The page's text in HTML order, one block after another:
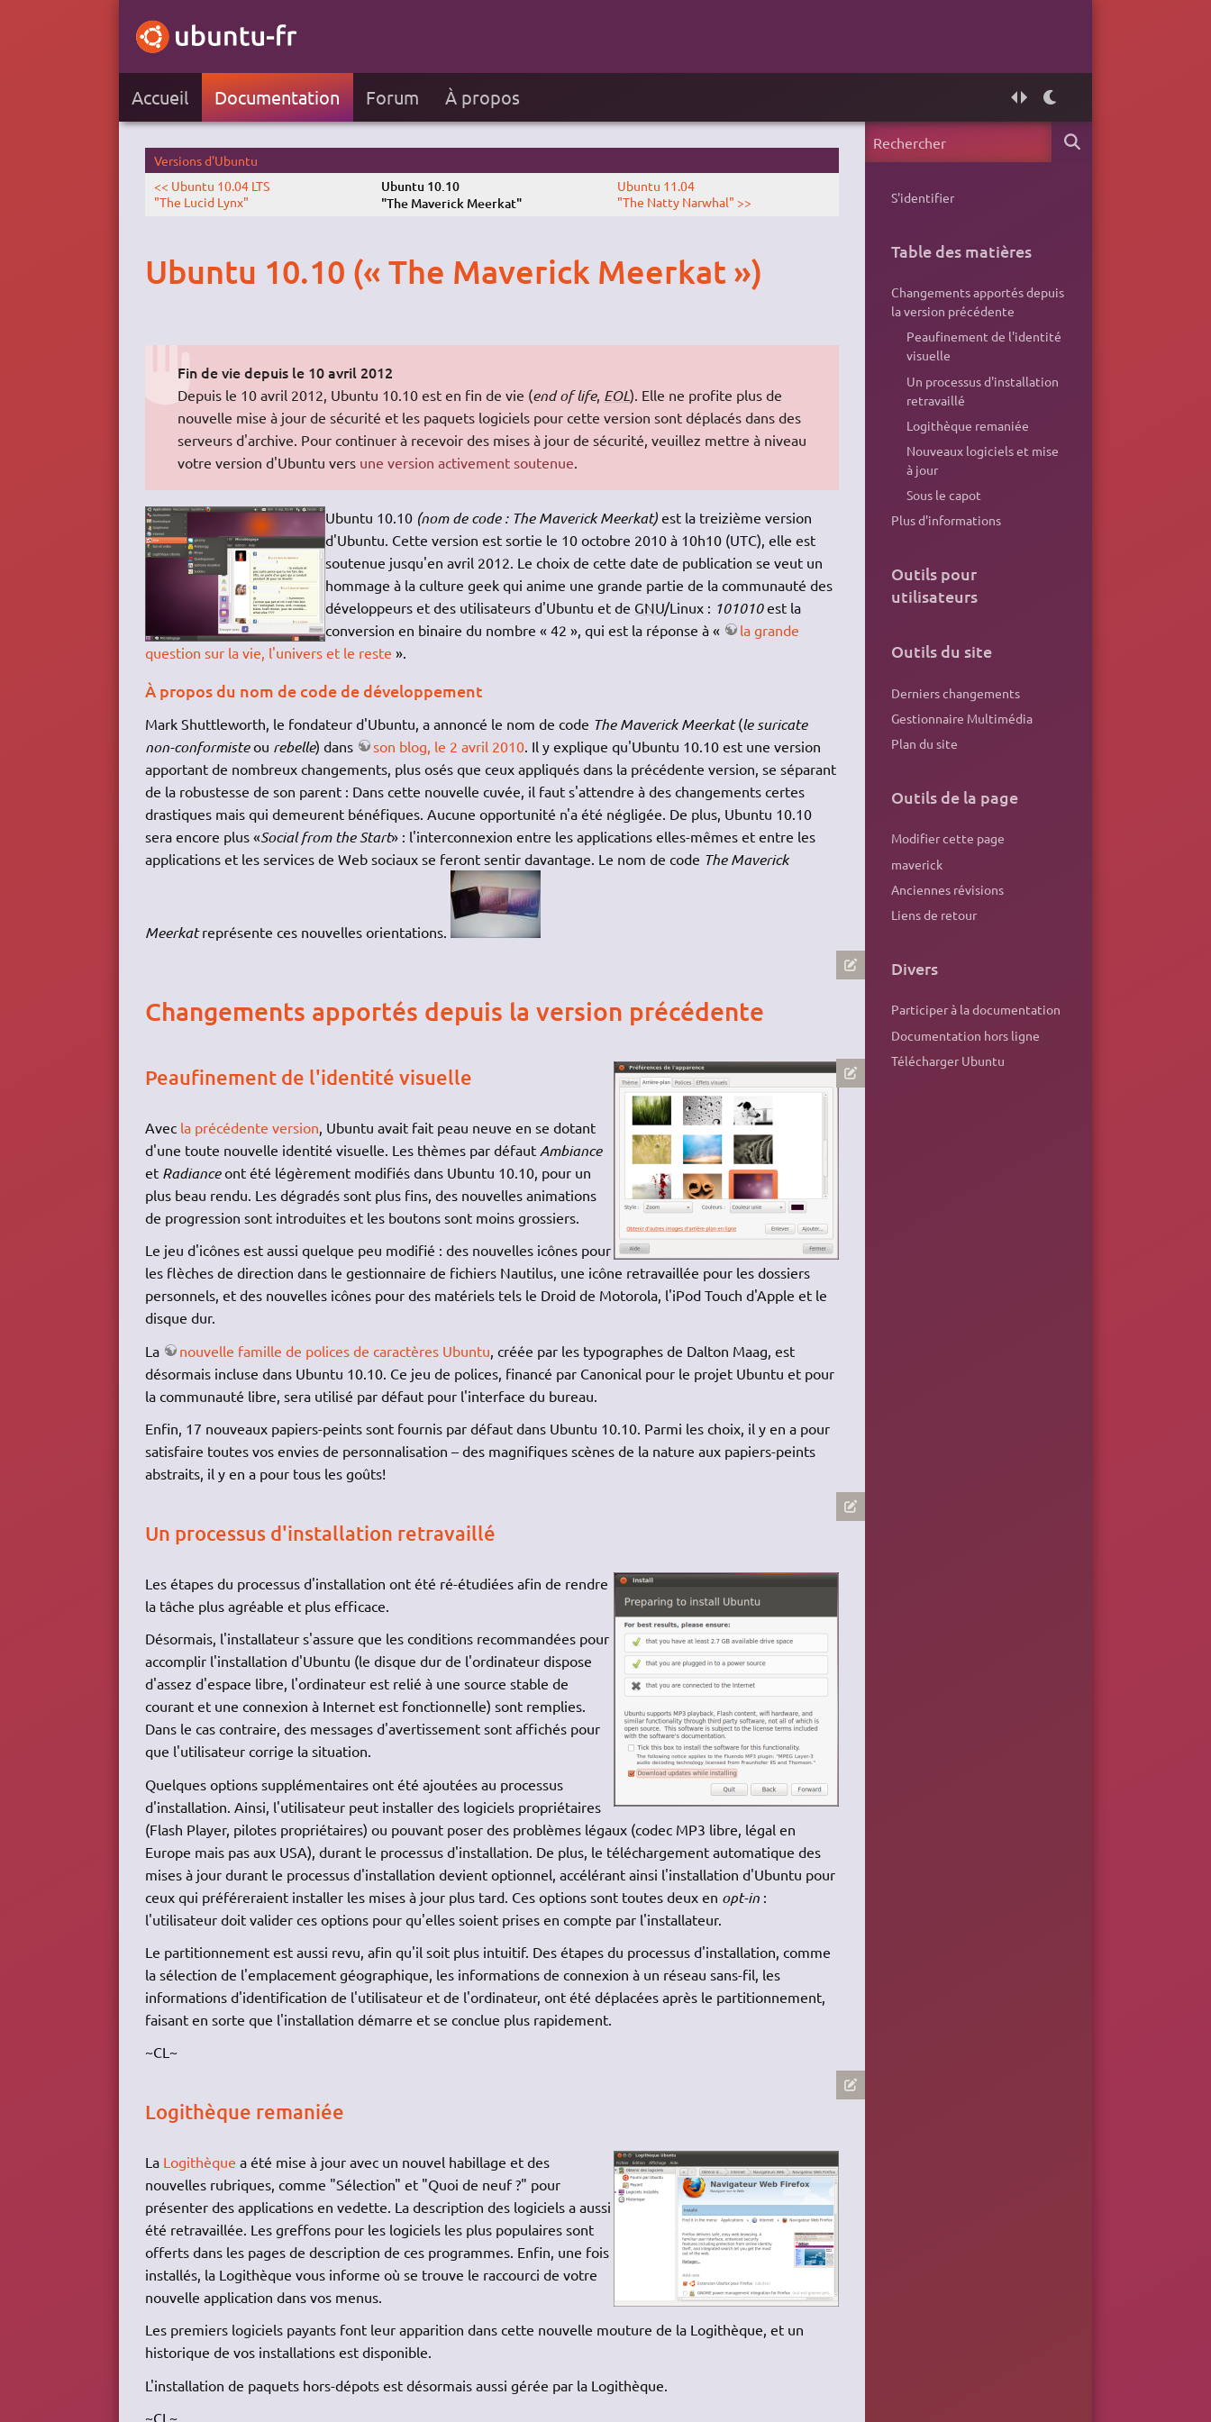
Accueil Documentation Forum À propos
Versions d'Ubuntu
<< Ubuntu 10.04 LTS
"The Lucid Lynx"
Ubuntu 10.10
"The Maverick Meerkat"
Ubuntu 11.04
"The Natty Narwhal" >>
Ubuntu 10.10 (« The Maverick Meerkat »)
Fin de vie depuis le 10 avril 2012
Depuis le 10 avril 2012, Ubuntu 10.10 est en fin de vie (end of life, EOL). Elle ne profite plus de
nouvelle mise à jour de sécurité et les paquets logiciels pour cette version sont déplacés dans des
serveurs d'archive. Pour continuer à recevoir des mises à jour de sécurité, veuillez mettre à niveau
votre version d'Ubuntu vers une version activement soutenue.
Ubuntu 10.10 (nom de code : The Maverick Meerkat)est la treizième version
d'Ubuntu. Cette version est sortie le 10 octobre 2010 à 10h10 (UTC), elle est
soutenue jusqu'en avril 2012. Le choix de cette date de publication se veut un
hommage à la culture geek qui anime une grande partie de la communauté des
développeurs et des utilisateurs d'Ubuntu et de GNU/Linux : 101010est la
conversion en binaire du nombre « 42 », qui est la réponse à «
la grande
question sur la vie, l'univers et le reste ».
À propos du nom de code de développement
Mark Shuttleworth, le fondateur d'Ubuntu, a annoncé le nom de code The Maverick Meerkat(le suricate
non-conformisteou rebelle) dans son blog, le 2 avril 2010. Il y explique qu'Ubuntu 10.10 est une version
apportant de nombreux changements, plus osés que ceux appliqués dans la précédente version, se séparant
de la robustesse de son parent : Dans cette nouvelle cuvée, il faut s'attendre à des changements certes
drastiques mais qui demeurent bénéfiques. Aucune opportunité n'a été négligée. De plus, Ubuntu 10.10
sera encore plus «Social from the Start» : l'interconnexion entre les applications elles-mêmes et entre les
applications et les services de Web sociaux se feront sentir davantage. Le nom de code The Maverick
Meerkatreprésente ces nouvelles orientations.
Changements apportés depuis la version précédente
Peaufinement de l'identité visuelle
Avec la précédente version , Ubuntu avait fait peau neuve en se dotant
d'une toute nouvelle identité visuelle. Les thèmes par défaut Ambiance
et Radianceont été légèrement modifiés dans Ubuntu 10.10, pour un
plus beau rendu. Les dégradés sont plus fins, des nouvelles animations
de progression sont introduites et les boutons sont moins grossiers.
Le jeu d'icônes est aussi quelque peu modifié : des nouvelles icônes pour
les flèches de direction dans le gestionnaire de fichiers Nautilus, une icône retravaillée pour les dossiers
personnels, et des nouvelles icônes pour des matériels tels le Droid de Motorola, l'iPod Touch d'Apple et le
disque dur.
La
nouvelle famille de polices de caractères Ubuntu , créée par les typographes de Dalton Maag, est
désormais incluse dans Ubuntu 10.10. Ce jeu de polices, financé par Canonical pour le projet Ubuntu et pour
la communauté libre, sera utilisé par défaut pour l'interface du bureau.
Enfin, 17 nouveaux papiers-peints sont fournis par défaut dans Ubuntu 10.10. Parmi les choix, il y en a pour
satisfaire toutes vos envies de personnalisation – des magnifiques scènes de la nature aux papiers-peints
abstraits, il y en a pour tous les goûts!
Un processus d'installation retravaillé
Les étapes du processus d'installation ont été ré-étudiées afin de rendre
la tâche plus agréable et plus efficace.
Désormais, l'installateur s'assure que les conditions recommandées pour
accomplir l'installation d'Ubuntu (le disque dur de l'ordinateur dispose
d'assez d'espace libre, l'ordinateur est relié à une source stable de
courant et une connexion à Internet est fonctionnelle) sont remplies.
Dans le cas contraire, des messages d'avertissement sont affichés pour
que l'utilisateur corrige la situation.
Quelques options supplémentaires ont été ajoutées au processus
d'installation. Ainsi, l'utilisateur peut installer des logiciels propriétaires
(Flash Player, pilotes propriétaires) ou pouvant poser des problèmes légaux (codec MP3 libre, légal en
Europe mais pas aux USA), durant le processus d'installation. De plus, le téléchargement automatique des
mises à jour durant le processus d'installation devient optionnel, accélérant ainsi l'installation d'Ubuntu pour
ceux qui préféreraient installer les mises à jour plus tard. Ces options sont toutes deux en opt-in:
l'utilisateur doit valider ces options pour qu'elles soient prises en compte par l'installateur.
Le partitionnement est aussi revu, afin qu'il soit plus intuitif. Des étapes du processus d'installation, comme
la sélection de l'emplacement géographique, les informations de connexion à un réseau sans-fil, les
informations d'identification de l'utilisateur et de l'ordinateur, ont été déplacées après le partitionnement,
faisant en sorte que l'installation démarre et se conclue plus rapidement.
~CL~
Logithèque remaniée
La Logithèque a été mise à jour avec un nouvel habillage et des
nouvelles rubriques, comme "Sélection" et "Quoi de neuf ?" pour
présenter des applications en vedette. La description des logiciels a aussi
été retravaillée. Les greffons pour les logiciels les plus populaires sont
offerts dans les pages de description de ces programmes. Enfin, une fois
installés, la Logithèque vous informe où se trouve le raccourci de votre
nouvelle application dans vos menus.
Les premiers logiciels payants font leur apparition dans cette nouvelle mouture de la Logithèque, et un
historique de vos installations est disponible.
L'installation de paquets hors-dépots est désormais aussi gérée par la Logithèque.
~CL~
S'identifier
Table des matières
Changements apportés depuis
la version précédente
Peaufinement de l'identité
visuelle
Un processus d'installation
retravaillé
Logithèque remaniée
Nouveaux logiciels et mise
à jour
Sous le capot
Plus d'informations
Outils pour
utilisateurs
Outils du site
Derniers changements
Gestionnaire Multimédia
Plan du site
Outils de la page
Modifier cette page
maverick
Anciennes révisions
Liens de retour
Divers
Participer à la documentation
Documentation hors ligne
Télécharger Ubuntu